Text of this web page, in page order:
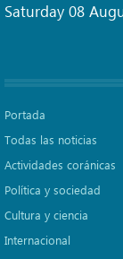
Saturday 08
Portada
Todas las noticias
Actividades coránicas
Política y sociedad
Cultura y ciencia
Internacional